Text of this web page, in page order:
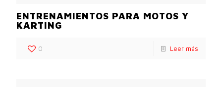
ENTRENAMIENTOS PARA MOTOS Y
KARTING
0 Leer más